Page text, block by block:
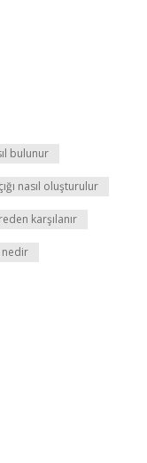
bulunur
nasıl oluşturulur
karşılanır
nedir